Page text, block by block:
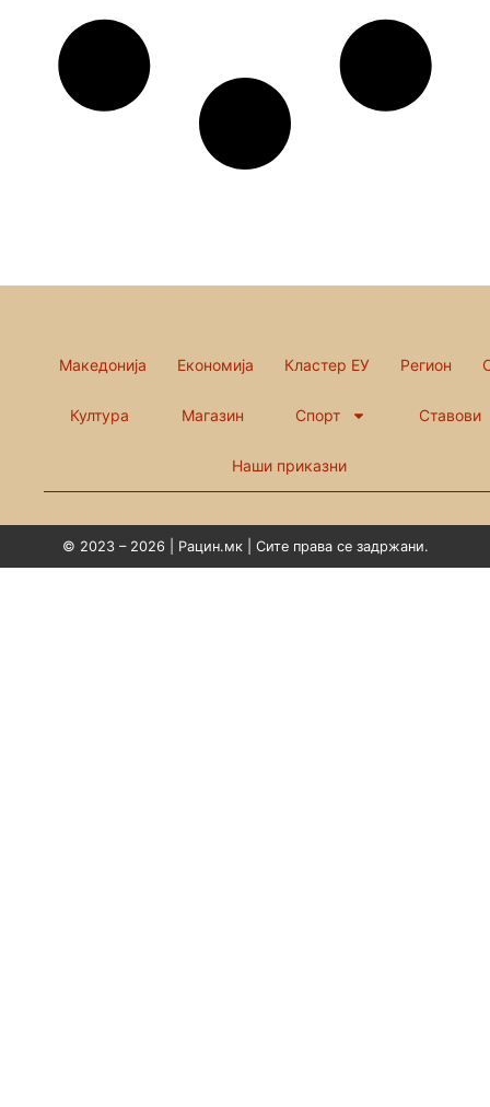
Македонија Економија Кластер ЕУ Регион
Култура Магазин Спорт Ставови
Наши приказни
© 2023 – 2026 | Рацин.мк | Сите права се задржани.